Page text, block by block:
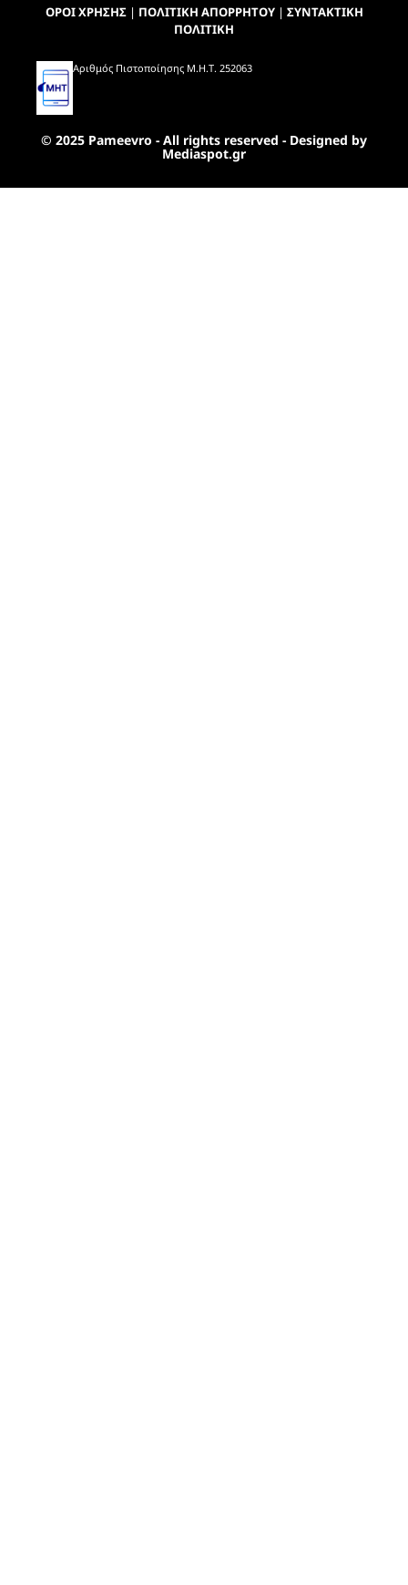
ΟΡΟΙ ΧΡΗΣΗΣ| ΠΟΛΙΤΙΚΗ ΑΠΟΡΡΗΤΟΥ| ΣΥΝΤΑΚΤΙΚΗ
ΠΟΛΙΤΙΚΗ
Αριθμός Πιστοποίησης Μ.Η.Τ. 252063
© 2025 Pameevro - All rights reserved - Designed by
Mediaspot.gr